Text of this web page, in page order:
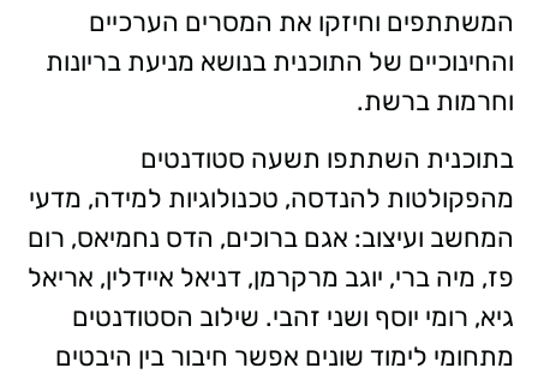
המשתתפים וחיזקו את המסרים הערכיים
והחינוכיים של התוכנית בנושא מניעת בריונות
וחרמות ברשת.
בתוכנית השתתפו תשעה סטודנטים
מהפקולטות להנדסה, טכנולוגיות למידה, מדעי
המחשב ועיצוב: אגם ברוכים, הדס נחמיאס, רום
פז, מיה ברי, יוגב מרקרמן, דניאל איידלין, אריאל
גיא, רומי יוסף ושני זהבי. שילוב הסטודנטים
מתחומי לימוד שונים אפשר חיבור בין היבטים